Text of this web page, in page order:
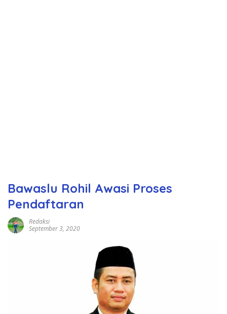
Bawaslu Rohil Awasi Proses
Pendaftaran
Redaksi
September 3, 2020